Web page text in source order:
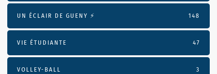
UN ÉCLAIR DE GUENY ⚡️ 148
VIE ÉTUDIANTE 47
VOLLEY-BALL 3